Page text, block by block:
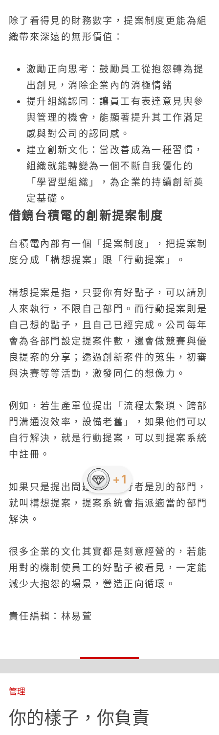
除了看得見的財務數字，提案制度更能為組
織帶來深遠的無形價值：
激勵正向思考：鼓勵員工從抱怨轉為提
出創見，消除企業內的消極情緒
提升組織認同：讓員工有表達意見與參
與管理的機會，能顯著提升其工作滿足
感與對公司的認同感。
建立創新文化：當改善成為一種習慣，
組織就能轉變為一個不斷自我優化的
「學習型組織」，為企業的持續創新奠
定基礎。
借鏡台積電的創新提案制度
台積電內部有一個「提案制度」，把提案制
度分成「構想提案」跟「行動提案」。
構想提案是指，只要你有好點子，可以請別
人來執行，不限自己部門。而行動提案則是
自己想的點子，且自己已經完成。公司每年
會為各部門設定提案件數，還會做競賽與優
良提案的分享；透過創新案件的蒐集，初審
與決賽等等活動，激發同仁的想像力。
例如，若生產單位提出「流程太繁瑣、跨部
門溝通沒效率，設備老舊」，如果他們可以
自行解決，就是行動提案，可以到提案系統
中註冊。
如果只是提出問題，但執行者是別的部門，
就叫構想提案，提案系統會指派適當的部門
解決。
很多企業的文化其實都是刻意經營的，若能
用對的機制使員工的好點子被看見，一定能
減少大抱怨的場景，營造正向循環。
責任編輯：林易萱
管理
你的樣子，你負責